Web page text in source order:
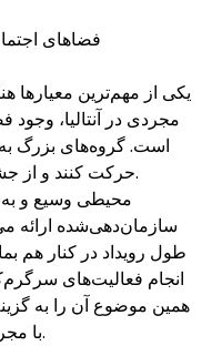
فضاهای
یکی از مهم‌ترین معیارها
مجردی در آنتالیا،
است. گروه‌های بزرگ به
حرکت کنند و از جشن به‌صورت جمعی لذت ببرند.
سازمان‌دهی‌شده ارائه
طول رویداد در کنار هم
انجام فعالیت‌های
همین موضوع آن را به
با مجردی تبدیل می‌کند.